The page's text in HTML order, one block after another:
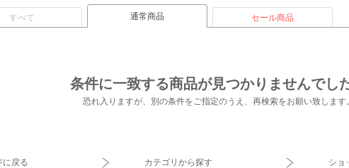
すべて 通常商品 セール商品
条件に一致する商品が見つかりませんでした
恐れ入りますが、別の条件をご指定のうえ、 再検索をお願い致します。
に戻る カテゴリから探す ショ